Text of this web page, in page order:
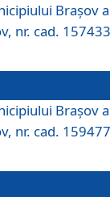
Braşov a
nr. cad.
Braşov a
nr. cad.